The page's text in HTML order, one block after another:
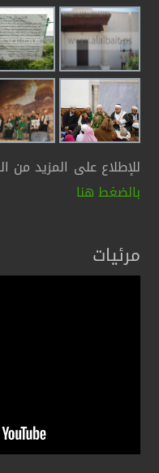
للإطلاع على المزيد من
بالضغط هنا
مرئيات